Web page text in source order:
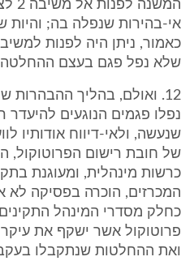
אי-בהירות שנפלה בה; והיות
שלא נפל פגם בעצם ההחלטה
12. ואולם, בהליך ההבהרות
נפלו פגמים הנוגעים להיעדר
שנעשה, ולאי-דיווח אודותיו
של חובת רישום הפרוטוקול,
המכרזים, הוכרה בפסיקה
כחלק מסדרי המינהל
פרוטוקול אשר ישקף את
ואת ההחלטות שנתקבלו